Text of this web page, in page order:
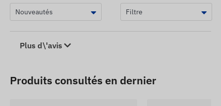
Plus d\'avis
Produits consultés en dernier